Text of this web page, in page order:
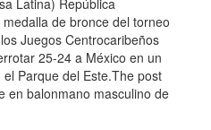
de bronce del torneo
Juegos Centrocaribeños
25-24 a México en un
Parque del Este.The post
en balonmano masculino de